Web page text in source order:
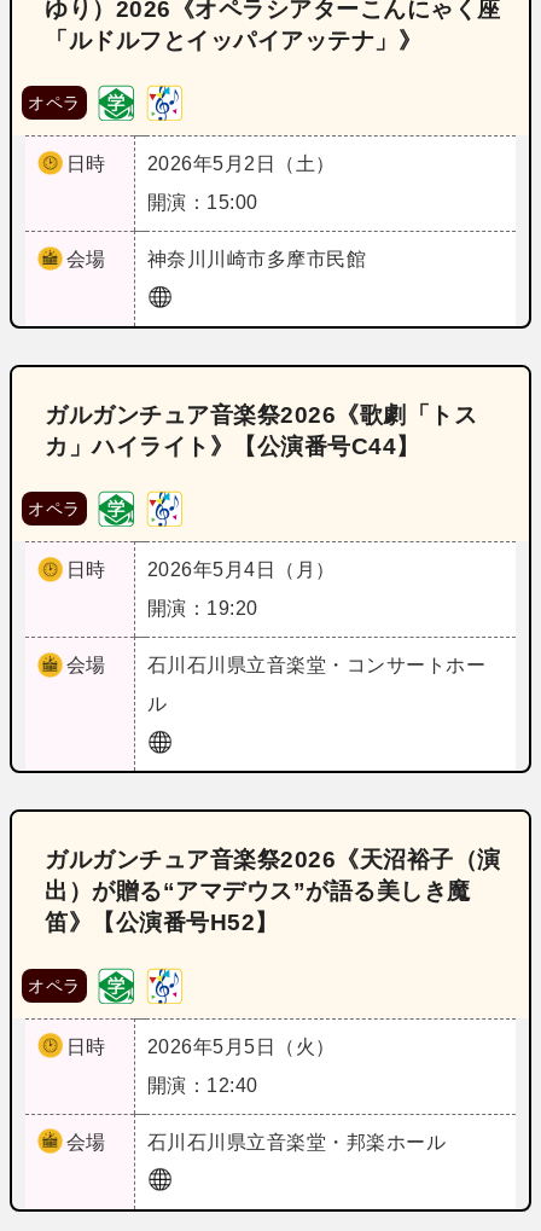
ゆり）2026《オペラシアターこんにゃく座
「ルドルフとイッパイアッテナ」》
オペラ
日時
2026年5月2日（土）
開演：15:00
会場 神奈川 川崎市多摩市民館
ガルガンチュア音楽祭2026《歌劇「トス
カ」ハイライト》【公演番号C44】
オペラ
日時
2026年5月4日（月）
開演：19:20
会場 石川 石川県立音楽堂・コンサートホー
ル
ガルガンチュア音楽祭2026《天沼裕子（演
出）が贈る“アマデウス”が語る美しき魔
笛》【公演番号H52】
オペラ
日時
2026年5月5日（火）
開演：12:40
会場 石川 石川県立音楽堂・邦楽ホール